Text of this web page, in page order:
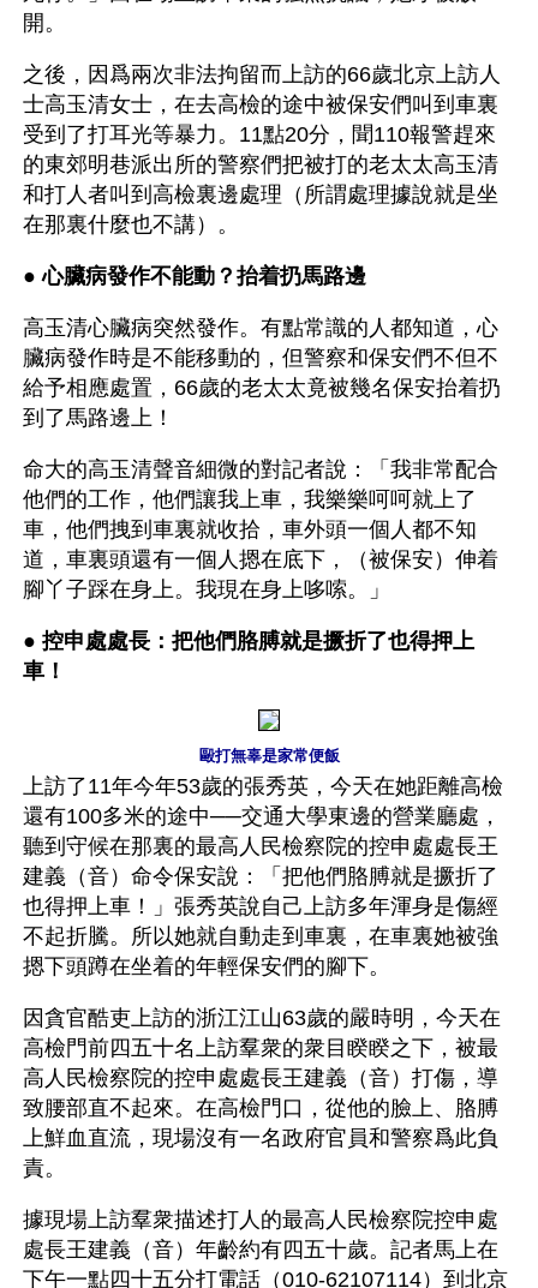
開。
之後，因爲兩次非法拘留而上訪的66歲北京上訪人
士高玉清女士，在去高檢的途中被保安們叫到車裏
受到了打耳光等暴力。11點20分，聞110報警趕來
的東郊明巷派出所的警察們把被打的老太太高玉清
和打人者叫到高檢裏邊處理（所謂處理據說就是坐
在那裏什麼也不講）。
● 心臟病發作不能動？抬着扔馬路邊
高玉清心臟病突然發作。有點常識的人都知道，心
臟病發作時是不能移動的，但警察和保安們不但不
給予相應處置，66歲的老太太竟被幾名保安抬着扔
到了馬路邊上！
命大的高玉清聲音細微的對記者說：「我非常配合
他們的工作，他們讓我上車，我樂樂呵呵就上了
車，他們拽到車裏就收拾，車外頭一個人都不知
道，車裏頭還有一個人摁在底下，（被保安）伸着
腳丫子踩在身上。我現在身上哆嗦。」
● 控申處處長：把他們胳膊就是撅折了也得押上
車！
毆打無辜是家常便飯
上訪了11年今年53歲的張秀英，今天在她距離高檢
還有100多米的途中──交通大學東邊的營業廳處，
聽到守候在那裏的最高人民檢察院的控申處處長王
建義（音）命令保安說：「把他們胳膊就是撅折了
也得押上車！」張秀英說自己上訪多年渾身是傷經
不起折騰。所以她就自動走到車裏，在車裏她被強
摁下頭蹲在坐着的年輕保安們的腳下。
因貪官酷吏上訪的浙江江山63歲的嚴時明，今天在
高檢門前四五十名上訪羣衆的衆目睽睽之下，被最
高人民檢察院的控申處處長王建義（音）打傷，導
致腰部直不起來。在高檢門口，從他的臉上、胳膊
上鮮血直流，現場沒有一名政府官員和警察爲此負
責。
據現場上訪羣衆描述打人的最高人民檢察院控申處
處長王建義（音）年齡約有四五十歲。記者馬上在
下午一點四十五分打電話（010-62107114）到北京